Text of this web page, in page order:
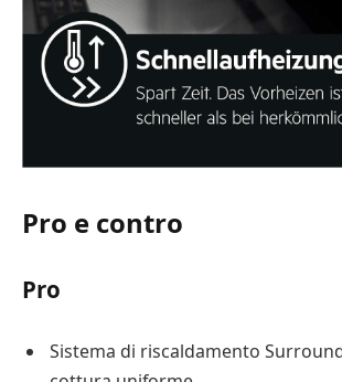
Pro e contro
Pro
Sistema di riscaldamento